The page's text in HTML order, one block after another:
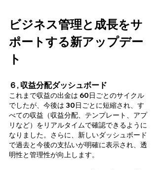
ビジネス管理と成長をサ
ポートする新アップデー
ト
６, 収益分配ダッシュボード
これまで収益の出金は 60日ごとのサイクル
でしたが、今後は 30日ごとに短縮され、す
べての収益（収益分配、テンプレート、アプ
リなど）をリアルタイムで確認できるように
なりました。さらに、新しいダッシュボード
で過去と今後の支払いが明確に表示され、透
明性と管理性が向上します。